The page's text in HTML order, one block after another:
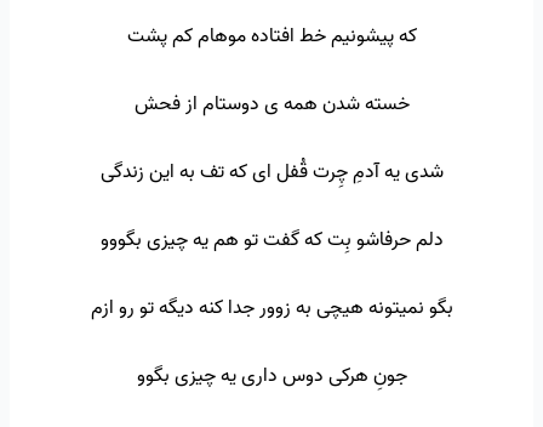
که پیشونیم خط افتاده موهام کم پشت
خسته شدن همه ی دوستام از فحش
شدی یه آدمِ چِرت قُفل ای که تف به این زندگی
دلم حرفاشو بِت که گفت تو هم یه چیزی بگووو
بگو نمیتونه هیچی به زوور جدا کنه دیگه تو رو ازم
جونِ هرکی دوس داری یه چیزی بگوو